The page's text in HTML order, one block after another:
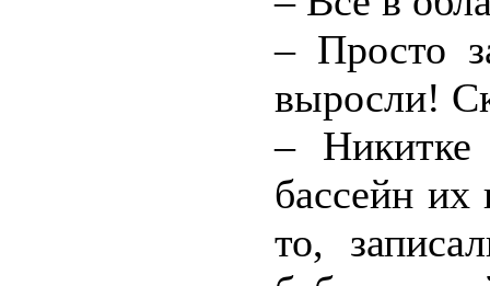
– Просто
выросли!
–
бассейн их
то,